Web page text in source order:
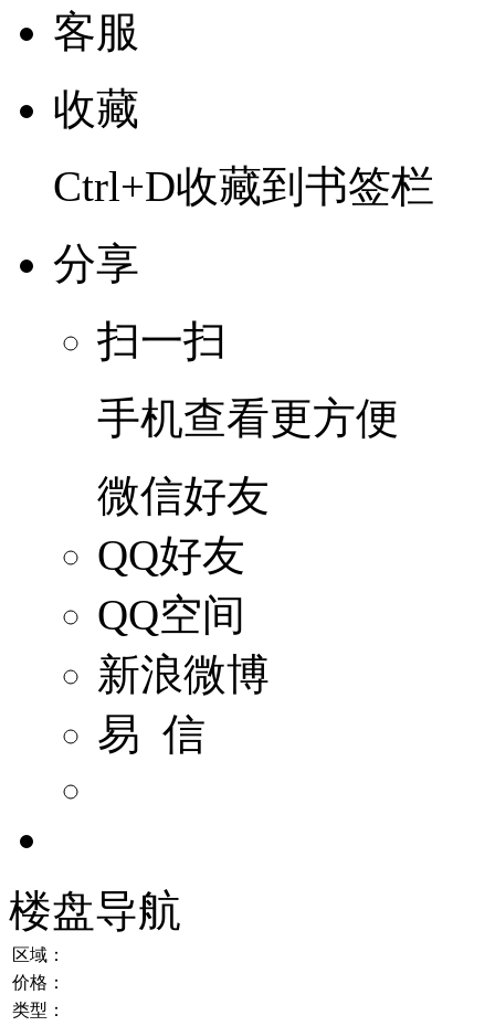
客服
收藏
Ctrl+D收藏到书签栏
分享
扫一扫
手机查看更方便
微信好友
QQ好友
QQ空间
新浪微博
易 信
楼盘导航
区域：
价格：
类型：